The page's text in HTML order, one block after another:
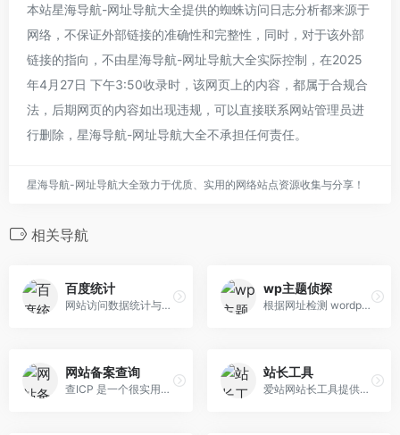
本站星海导航-网址导航大全提供的蜘蛛访问日志分析都来源于
网络，不保证外部链接的准确性和完整性，同时，对于该外部
链接的指向，不由星海导航-网址导航大全实际控制，在2025
年4月27日 下午3:50收录时，该网页上的内容，都属于合规合
法，后期网页的内容如出现违规，可以直接联系网站管理员进
行删除，星海导航-网址导航大全不承担任何责任。
星海导航-网址导航大全致力于优质、实用的网络站点资源收集与分享！
相关导航
百度统计
网站访问数据统计与分析平台
wp主题侦探
根据网址检测 wordpress 主题
网站备案查询
查ICP 是一个很实用的备案查询工具，提供网站备案查询、icp备案查询、域名备案查询、工信部备案查询。域名备案查询工具简单易用，直接输入域名即可查询到相应的备案号，备案单位，备案性质等相关信息，查询速度极快，100%准确无缓存。
站长工具
爱站网站长工具提供网站收录查询和站长查询以及百度权重值查询等多个站长工具，免费查询各种工具，包括有关键词排名查询，百度收录查询等。